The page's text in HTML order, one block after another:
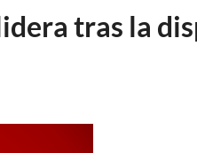
tras la